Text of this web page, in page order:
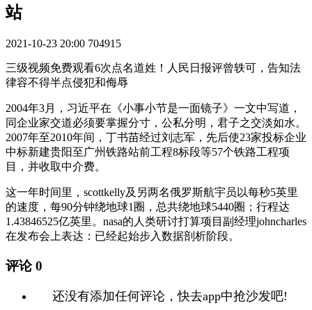
站
2021-10-23 20:00 704915
三级视频免费观看6次点名道姓！人民日报评曾轶可，告知法
律容不得半点侵犯和侮辱
2004年3月，习近平在《小事小节是一面镜子》一文中写道，
同企业家交道必须要掌握分寸，公私分明，君子之交淡如水。
2007年至2010年间，丁书苗经过刘志军，先后使23家投标企业
中标新建贵阳至广州铁路站前工程8标段等57个铁路工程项
目，并收取中介费。
这一年时间里，scottkelly及另两名俄罗斯航宇员以每秒5英里
的速度，每90分钟绕地球1圈，总共绕地球5440圈；行程达
1.43846525亿英里。nasa的人类研讨打算项目副经理johncharles
在发布会上表达：已经起始步入数据剖析阶段。
评论 0
还没有添加任何评论，快去app中抢沙发吧!